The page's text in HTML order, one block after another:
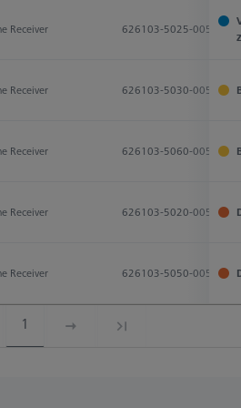
Receiver 626103-5025-005
Receiver 626103-5030-005
Receiver 626103-5060-005
Receiver 626103-5020-005
Receiver 626103-5050-005
1